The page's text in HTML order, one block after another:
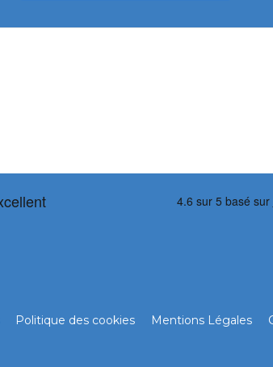
Politique des cookies Mentions Légales